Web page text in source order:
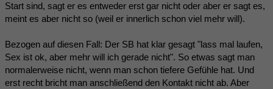
Start sind, sagt er es entweder erst gar nicht oder aber er sagt es,
meint es aber nicht so (weil er innerlich schon viel mehr will).
Bezogen auf diesen Fall: Der SB hat klar gesagt "lass mal laufen,
Sex ist ok, aber mehr will ich gerade nicht". So etwas sagt man
normalerweise nicht, wenn man schon tiefere Gefühle hat. Und
erst recht bricht man anschließend den Kontakt nicht ab. Aber